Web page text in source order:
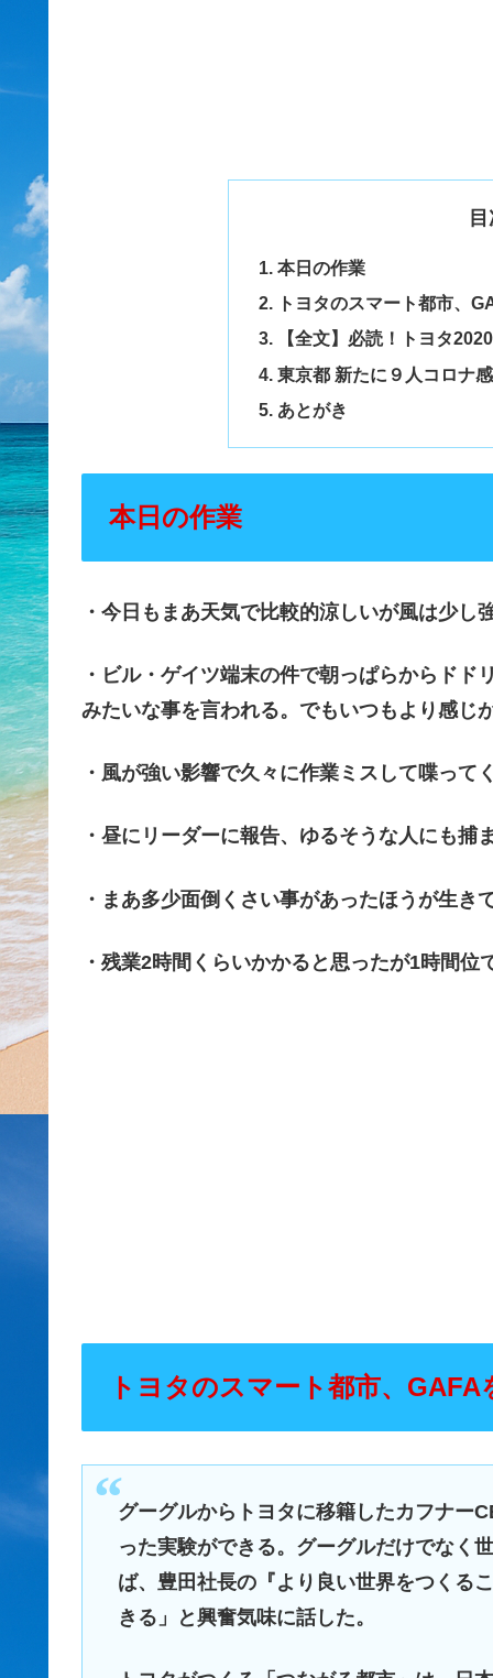
本日の作業
トヨタのスマート都市、
【全文】必読！トヨタ
東京都 新たに９人コロナ
あとがき
本日の作業
・今日もまあ天気で比較的涼しいが風は少し
・ビル・ゲイツ端末の件で朝っぱらからド
みたいな事を言われる。でもいつもより感じ
・風が強い影響で久々に作業ミスして喋って
・昼にリーダーに報告、ゆるそうな人にも
・まあ多少面倒くさい事があったほうが生き
・残業2時間くらいかかると思ったが1時間位
トヨタのスマート都市、
グーグルからトヨタに移籍したカフナー
った実験ができる。グーグルだけでなく
ば、豊田社長の『より良い世界をつくる
きる」と興奮気味に話した。